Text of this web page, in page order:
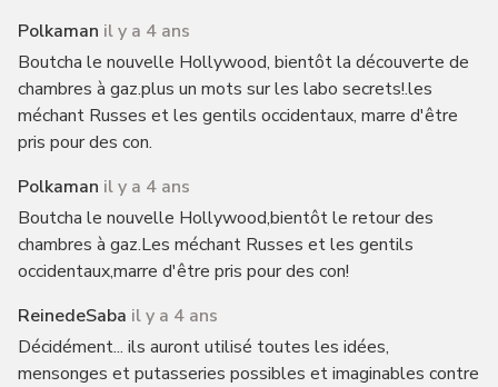
Polkaman il y a 4 ans
Boutcha le nouvelle Hollywood, bientôt la découverte de
chambres à gaz.plus un mots sur les labo secrets!.les
méchant Russes et les gentils occidentaux, marre d'être
pris pour des con.
Polkaman il y a 4 ans
Boutcha le nouvelle Hollywood,bientôt le retour des
chambres à gaz.Les méchant Russes et les gentils
occidentaux,marre d'être pris pour des con!
ReinedeSaba il y a 4 ans
Décidément... ils auront utilisé toutes les idées,
mensonges et putasseries possibles et imaginables contre